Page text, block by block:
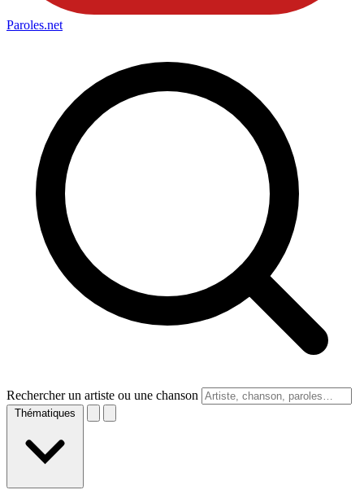
Paroles.net
Rechercher un artiste ou une chanson
Thématiques